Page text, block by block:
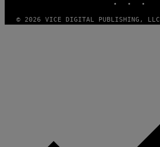
© 2026 VICE DIGITAL PUBLISHING, LLC